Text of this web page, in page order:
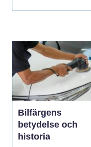
Bilfärgens
betydelse och
historia